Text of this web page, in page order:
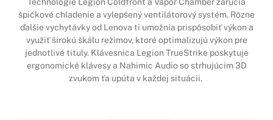
špičkové chladenie a vylepšený ventilátorový systém. Rôzne
ďalšie vychytávky od Lenova ti umožnia prispôsobiť výkon a
využiť širokú škálu režimov, ktoré optimalizujú výkon pre
jednotlivé tituly. Klávesnica Legion TrueStrike poskytuje
ergonomické klávesy a Nahimic Audio so strhujúcim 3D
zvukom ťa upúta v každej situácii.